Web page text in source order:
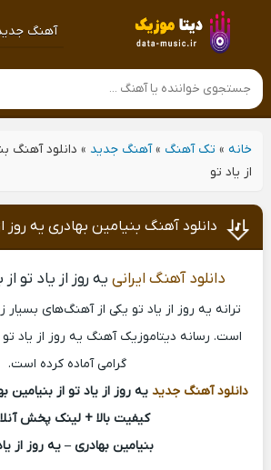
آهنگ
خانه» تک آهنگ »آهنگ جدید » دانلود آهنگ
از یاد تو
دانلود آهنگ بنیامین بهادری یه روز
دانلود آهنگ ایرانی یه روز از یاد تو
ترانه یه روز از یاد تو یکی از آهنگ‌های بسیار
است. رسانه دیتاموزیک آهنگ یه روز از یاد تو
گرامی آماده کرده است.
دانلود آهنگ جدید یه روز از یاد تو از
کیفیت بالا + لینک پخش
بنیامین بهادری – یه روز از